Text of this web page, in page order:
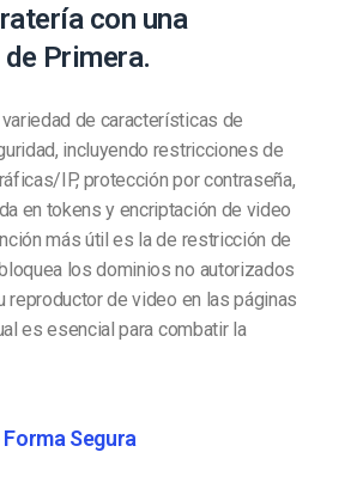
con una
Primera.
de características de
incluyendo restricciones de
IP, protección por contraseña,
en tokens y encriptación de video
más útil es la de restricción de
los dominios no autorizados
reproductor de video en las páginas
es esencial para combatir la
Segura